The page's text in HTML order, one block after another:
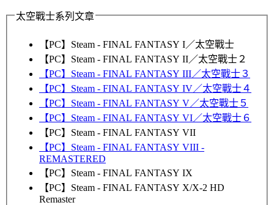
太空戰士系列文章
【PC】Steam - FINAL FANTASY I／太空戰士
【PC】Steam - FINAL FANTASY II／太空戰士２
【PC】Steam - FINAL FANTASY III／太空戰士３
【PC】Steam - FINAL FANTASY IV／太空戰士４
【PC】Steam - FINAL FANTASY V／太空戰士５
【PC】Steam - FINAL FANTASY VI／太空戰士６
【PC】Steam - FINAL FANTASY VII
【PC】Steam - FINAL FANTASY VIII -
REMASTERED
【PC】Steam - FINAL FANTASY IX
【PC】Steam - FINAL FANTASY X/X-2 HD
Remaster